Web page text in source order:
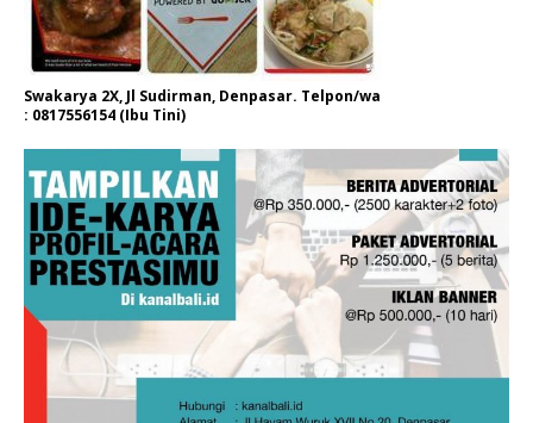
Swakarya 2X, Jl Sudirman, Denpasar. Telpon/wa
: 0817556154 (Ibu Tini)